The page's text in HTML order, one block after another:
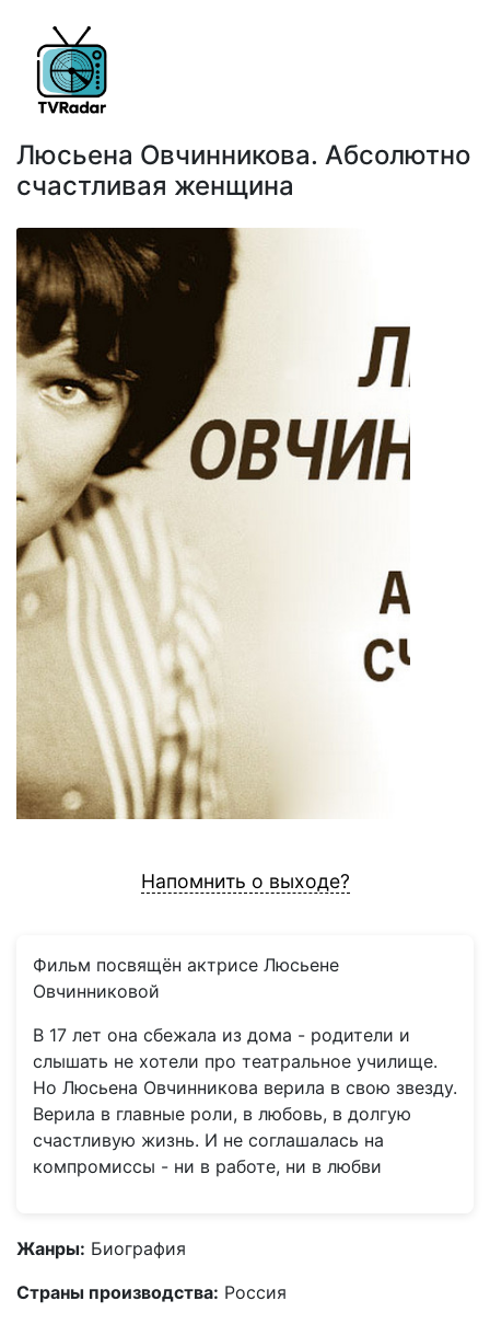
Люсьена Овчинникова. Абсолютно
счастливая женщина
Напомнить о выходе?
Фильм посвящён актрисе Люсьене
Овчинниковой
В 17 лет она сбежала из дома - родители и
слышать не хотели про театральное училище.
Но Люсьена Овчинникова верила в свою звезду.
Верила в главные роли, в любовь, в долгую
счастливую жизнь. И не соглашалась на
компромиссы - ни в работе, ни в любви
Жанры: Биография
Страны производства: Россия